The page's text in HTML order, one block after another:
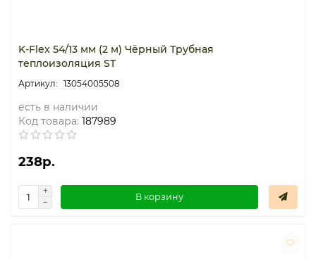
K-Flex 54/13 мм (2 м) Чёрный Трубная
теплоизоляция ST
13054005508
есть в наличии
Код товара: 187989
238р.
В корзину